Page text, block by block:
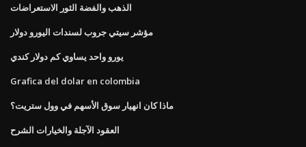
الذهب والفضة الثور الاستعراضات
مؤشر سيتي جروب لسندات اليورو دولار
يورو واحد يساوي كم دولار كندي
Grafica del dolar en colombia
ماذا كان انهيار سوق الأسهم في وول ستريت؟
العقود الآجلة والخيارات الشرح